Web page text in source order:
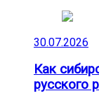
30.07.2026
Как
русского